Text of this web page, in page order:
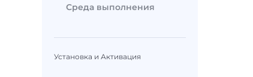
Среда выполнения
Установка и Активация